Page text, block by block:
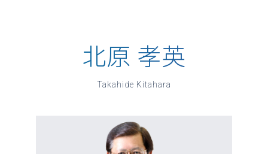
北原 孝英
Takahide Kitahara